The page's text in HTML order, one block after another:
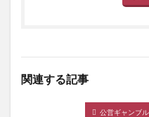
関連する記事
公営ギャンブル